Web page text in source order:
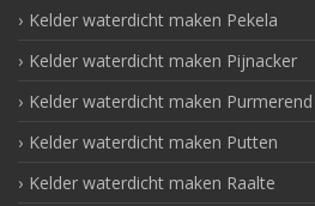
Kelder waterdicht maken Pekela
Kelder waterdicht maken Pijnacker
Kelder waterdicht maken Purmerend
Kelder waterdicht maken Putten
Kelder waterdicht maken Raalte